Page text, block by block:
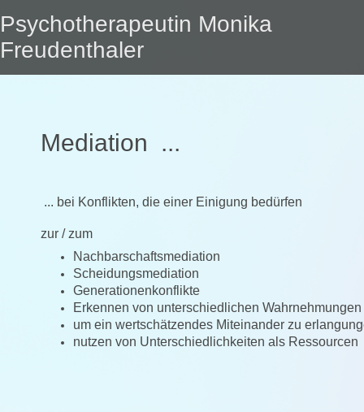
Psychotherapeutin Monika
Freudenthaler
Mediation ...
... bei Konflikten, die einer Einigung bedürfen
zur / zum
Nachbarschaftsmediation
Scheidungsmediation
Generationenkonflikte
Erkennen von unterschiedlichen
um ein wertschätzendes Miteinander zu
nutzen von Unterschiedlichkeiten als Ressourcen